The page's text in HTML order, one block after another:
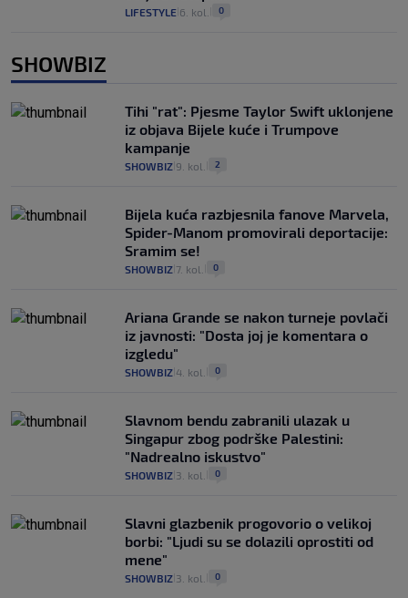
LIFESTYLE 6. kol. 0
SHOWBIZ
Tihi "rat": Pjesme Taylor Swift uklonjene
iz objava Bijele kuće i Trumpove
kampanje
SHOWBIZ 9. kol. 2
Bijela kuća razbjesnila fanove Marvela,
Spider-Manom promovirali deportacije:
Sramim se!
SHOWBIZ 7. kol. 0
Ariana Grande se nakon turneje povlači
iz javnosti: "Dosta joj je komentara o
izgledu"
SHOWBIZ 4. kol. 0
Slavnom bendu zabranili ulazak u
Singapur zbog podrške Palestini:
"Nadrealno iskustvo"
SHOWBIZ 3. kol. 0
Slavni glazbenik progovorio o velikoj
borbi: "Ljudi su se dolazili oprostiti od
mene"
SHOWBIZ 3. kol. 0